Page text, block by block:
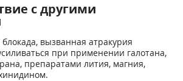
с другими
вызванная атракурия
при применении галотана,
препаратами лития, магния,